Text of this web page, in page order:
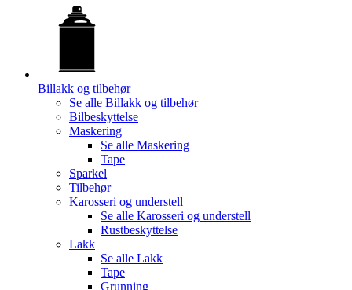
Billakk og tilbehør
Se alle Billakk og tilbehør
Bilbeskyttelse
Maskering
Se alle Maskering
Tape
Sparkel
Tilbehør
Karosseri og understell
Se alle Karosseri og understell
Rustbeskyttelse
Lakk
Se alle Lakk
Tape
Grunning